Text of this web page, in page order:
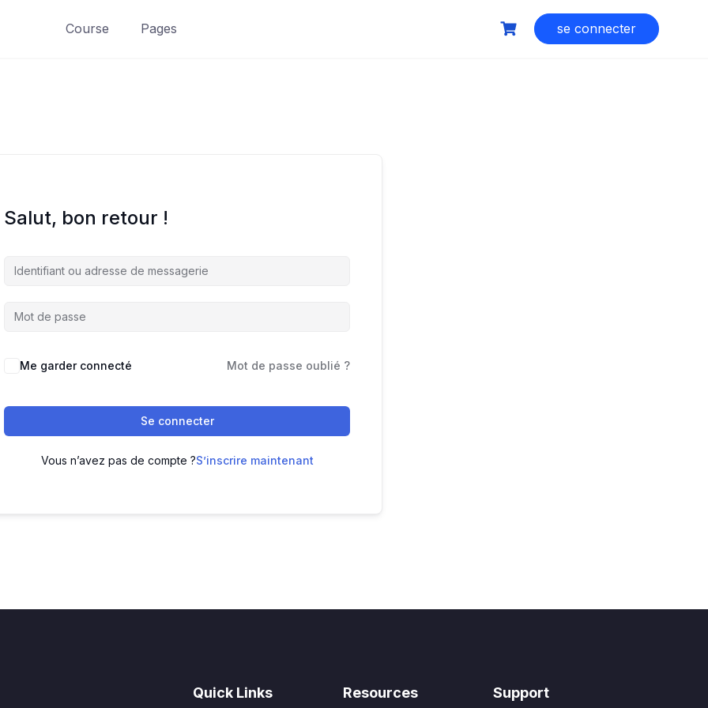
Course Pages se connecter
Salut, bon retour !
Me garder connecté Mot de passe oublié ?
Se connecter
Vous n’avez pas de compte ?S’inscrire maintenant
Quick Links Resources Support